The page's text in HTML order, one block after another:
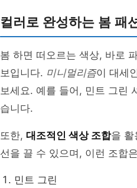
컬러로 완성하는 봄 패
봄 하면 떠오르는 색상, 바로
보입니다. 미니멀리즘이 대세
보세요. 예를 들어, 민트 그린
습니다.
또한, 대조적인 색상 조합을 활
선을 끌 수 있으며, 이런 조합
민트 그린